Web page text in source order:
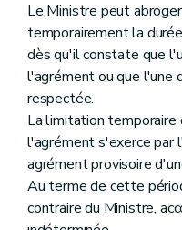
Le Ministre peut
temporairement la
dès qu'il constate que
l'agrément ou que l'une
respectée.
La limitation temporaire
l'agrément s'exerce par
agrément provisoire
Au terme de cette
contraire du Ministre,